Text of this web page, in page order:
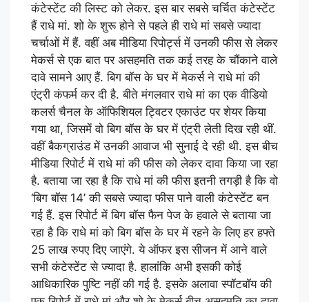
कंटेस्टेंट की लिस्ट को लेकर. इस बार सबसे चर्चित कंटेस्टेंट
हैं राधे मां. शो के शुरू होने से पहले ही राधे मां सबसे ज्यादा
चर्चाओं में हैं. वहीं अब मीडिया रिपोर्ट्स में उनकी फीस से लेकर
मेकर्स से एक बात पर असहमति तक कई तरह के चौंकाने वाले
दावे सामने आए हैं. बिग बॉस के घर में मेकर्स ने राधे मां की
एंट्री कंफर्म कर दी है. बीते मंगलवार राधे मां का एक वीडियो
कलर्स चैनल के ऑफिशियल ट्विटर एकाउंट पर शेयर किया
गया था, जिसमें वो बिग बॉस के घर में एंट्री लेती दिख रही थीं.
वहीं बैकग्राउंड में उनकी आवाज भी सुनाई दे रही थी. इस बीच
मीडिया रिपोर्ट में राधे मां की फीस को लेकर दावा किया जा रहा
है. बताया जा रहा है कि राधे मां की फीस इतनी तगड़ी है कि वो
‘बिग बॉस 14’ की सबसे ज्यादा फीस पाने वाली कंटेस्टेंट बन
गई हैं. इस रिपोर्ट में बिग बॉस फैन पेज के हवाले से बताया जा
रहा है कि राधे मां को बिग बॉस के घर में रहने के लिए हर हफ्ते
25 लाख रुपए दिए जाएंगे. ये ऑफर इस सीजन में आने वाले
सभी कंटेस्टेंट से ज्यादा है. हालांकि अभी इसकी कोई
आधिकारिक पुष्टि नहीं की गई है. इसके अलावा स्पॉटबॉय की